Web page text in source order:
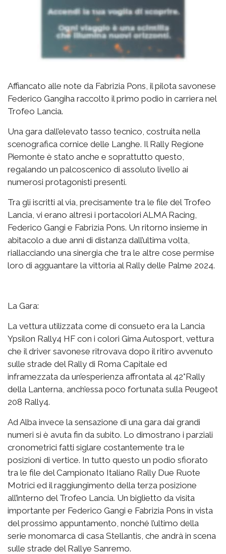
Affiancato alle note da Fabrizia Pons, il pilota savonese
Federico Gangiha raccolto il primo podio in carriera nel
Trofeo Lancia.
Una gara dall’elevato tasso tecnico, costruita nella
scenografica cornice delle Langhe. Il Rally Regione
Piemonte è stato anche e soprattutto questo,
regalando un palcoscenico di assoluto livello ai
numerosi protagonisti presenti.
Tra gli iscritti al via, precisamente tra le file del Trofeo
Lancia, vi erano altresì i portacolori ALMA Racing,
Federico Gangi e Fabrizia Pons. Un ritorno insieme in
abitacolo a due anni di distanza dall’ultima volta,
riallacciando una sinergia che tra le altre cose permise
loro di agguantare la vittoria al Rally delle Palme 2024.
La Gara:
La vettura utilizzata come di consueto era la Lancia
Ypsilon Rally4 HF con i colori Gima Autosport, vettura
che il driver savonese ritrovava dopo il ritiro avvenuto
sulle strade del Rally di Roma Capitale ed
inframezzata da un’esperienza affrontata al 42°Rally
della Lanterna, anch’essa poco fortunata sulla Peugeot
208 Rally4.
Ad Alba invece la sensazione di una gara dai grandi
numeri si è avuta fin da subito. Lo dimostrano i parziali
cronometrici fatti siglare costantemente tra le
posizioni di vertice. In tutto questo un podio sfiorato
tra le file del Campionato Italiano Rally Due Ruote
Motrici ed il raggiungimento della terza posizione
all’interno del Trofeo Lancia. Un biglietto da visita
importante per Federico Gangi e Fabrizia Pons in vista
del prossimo appuntamento, nonché l’ultimo della
serie monomarca di casa Stellantis, che andrà in scena
sulle strade del Rallye Sanremo.